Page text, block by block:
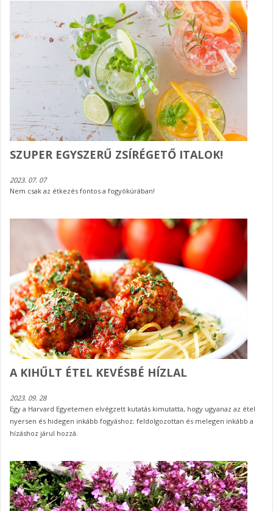
SZUPER EGYSZERŰ ZSÍRÉGETŐ ITALOK!
2023. 07. 07
Nem csak az étkezés fontos a fogyókúrában!
A KIHŰLT ÉTEL KEVÉSBÉ HÍZLAL
2023. 09. 28
Egy a Harvard Egyetemen elvégzett kutatás kimutatta, hogy ugyanaz az étel
nyersen és hidegen inkább fogyáshoz; feldolgozottan és melegen inkább a
hízáshoz járul hozzá.